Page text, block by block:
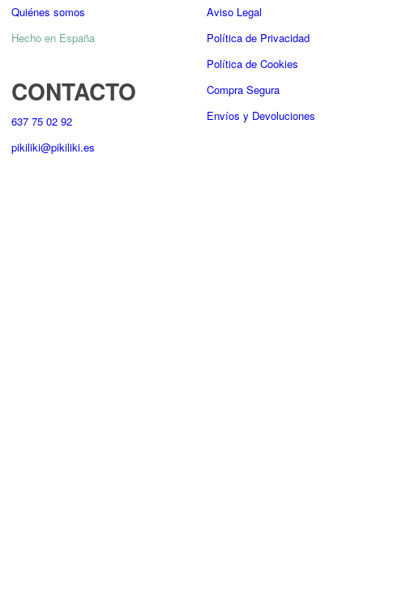
Quiénes somos
Hecho en España
CONTACTO
637 75 02 92
pikiliki@pikiliki.es
Aviso Legal
Política de Privacidad
Política de Cookies
Compra Segura
Envíos y Devoluciones